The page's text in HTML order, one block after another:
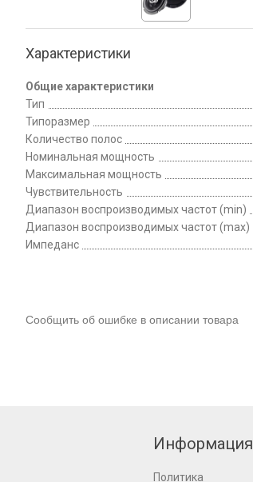
Характеристики
Общие характеристики
Тип
Типоразмер
Количество полос
Номинальная мощность
Максимальная мощность
Чувствительность
Диапазон воспроизводимых частот (min)
Диапазон воспроизводимых частот (max)
Импеданс
Сообщить об ошибке в описании товара
Информация
Политика